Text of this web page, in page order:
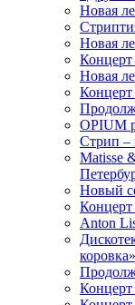
Новая
Новая
Новая
OPIUM
Стрип –
Matissе
Новый
Anton